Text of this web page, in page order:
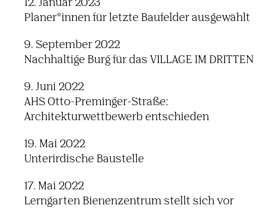
Planer*innen für letzte Baufelder ausgewählt
9. September 2022
Nachhaltige Burg für das VILLAGE IM DRITTEN
9. Juni 2022
AHS Otto-Preminger-Straße:
Architekturwettbewerb entschieden
19. Mai 2022
Unterirdische Baustelle
17. Mai 2022
Lerngarten Bienenzentrum stellt sich vor